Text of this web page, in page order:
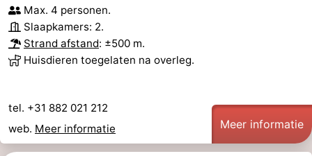
Max. 4 personen.
Slaapkamers: 2.
Strand afstand: ±500 m.
Huisdieren toegelaten na overleg.
tel. +31 882 021 212
web. Meer informatie Meer informatie